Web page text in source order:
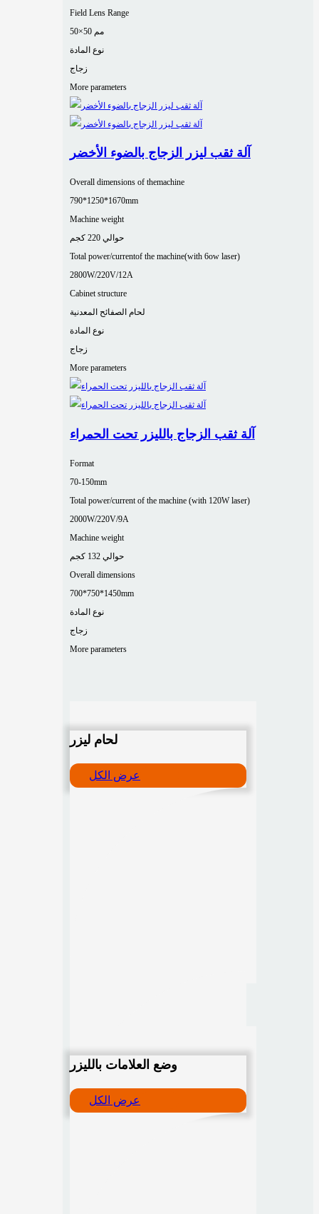
Field Lens Range
50×50 مم
نوع المادة
زجاج
More parameters
آلة ثقب ليزر الزجاج بالضوء الأخضر
Overall dimensions of themachine
790*1250*1670mm
Machine weight
حوالي 220 كجم
Total power/currentof the machine(with 6ow laser)
2800W/220V/12A
Cabinet structure
لحام الصفائح المعدنية
نوع المادة
زجاج
More parameters
آلة ثقب الزجاج بالليزر تحت الحمراء
Format
70-150mm
Total power/current of the machine (with 120W laser)
2000W/220V/9A
Machine weight
حوالي 132 كجم
Overall dimensions
700*750*1450mm
نوع المادة
زجاج
More parameters
لحام ليزر
عرض الكل
وضع العلامات بالليزر
عرض الكل